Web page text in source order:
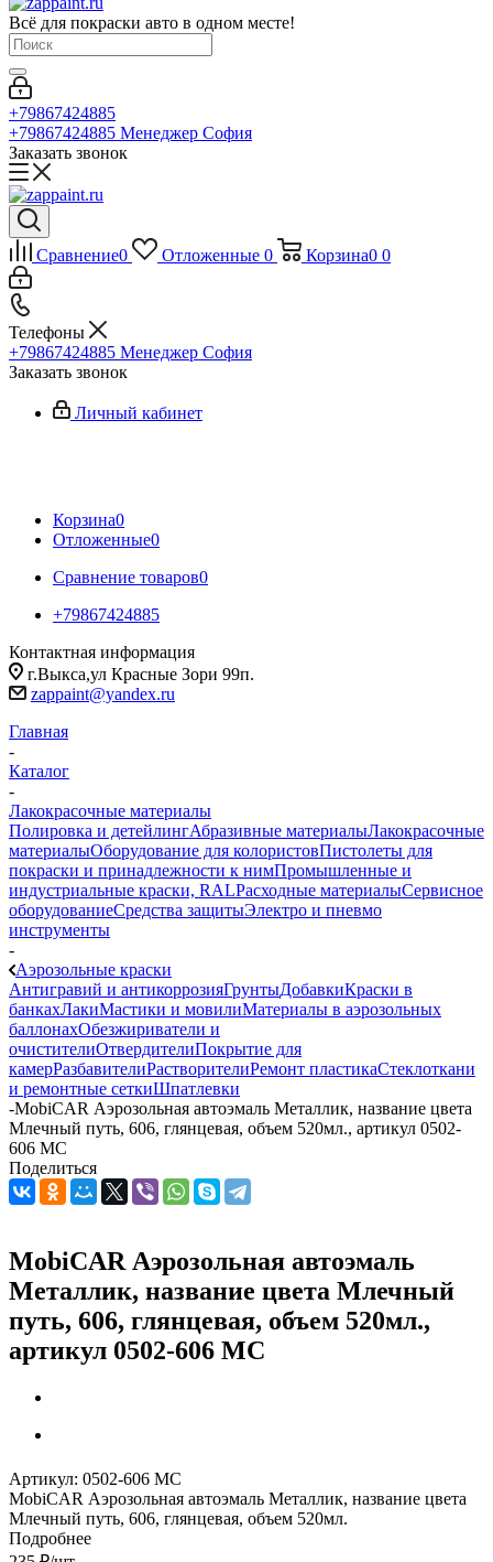
Всё для покраски авто в одном месте!
+79867424885
+79867424885 Менеджер София
Заказать звонок
Сравнение0 Отложенные 0 Корзина0 0
Телефоны
+79867424885 Менеджер София
Заказать звонок
Личный кабинет
Корзина0
Отложенные0
Сравнение товаров0
+79867424885
Контактная информация
г.Выкса,ул Красные Зори 99п.
zappaint@yandex.ru
Главная
-
Каталог
-
Лакокрасочные материалы
Полировка и детейлингАбразивные материалыЛакокрасочные
материалыОборудование для колористовПистолеты для
покраски и принадлежности к нимПромышленные и
индустриальные краски, RALРасходные материалыСервисное
оборудованиеСредства защитыЭлектро и пневмо
инструменты
-
Аэрозольные краски
Антигравий и антикоррозияГрунтыДобавкиКраски в
банкахЛакиМастики и мовилиМатериалы в аэрозольных
баллонахОбезжириватели и
очистителиОтвердителиПокрытие для
камерРазбавителиРастворителиРемонт пластикаСтеклоткани
и ремонтные сеткиШпатлевки
-MobiCAR Аэрозольная автоэмаль Металлик, название цвета
Млечный путь, 606, глянцевая, объем 520мл., артикул 0502-
606 MC
Поделиться
MobiCAR Аэрозольная автоэмаль
Металлик, название цвета Млечный
путь, 606, глянцевая, объем 520мл.,
артикул 0502-606 MC
Артикул: 0502-606 MC
MobiCAR Аэрозольная автоэмаль Металлик, название цвета
Млечный путь, 606, глянцевая, объем 520мл.
Подробнее